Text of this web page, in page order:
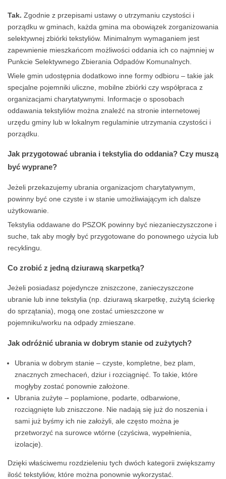
Tak. Zgodnie z przepisami ustawy o utrzymaniu czystości i
porządku w gminach, każda gmina ma obowiązek zorganizowania
selektywnej zbiórki tekstyliów. Minimalnym wymaganiem jest
zapewnienie mieszkańcom możliwości oddania ich co najmniej w
Punkcie Selektywnego Zbierania Odpadów Komunalnych.
Wiele gmin udostępnia dodatkowo inne formy odbioru – takie jak
specjalne pojemniki uliczne, mobilne zbiórki czy współpraca z
organizacjami charytatywnymi. Informacje o sposobach
oddawania tekstyliów można znaleźć na stronie internetowej
urzędu gminy lub w lokalnym regulaminie utrzymania czystości i
porządku.
Jak przygotować ubrania i tekstylia do oddania? Czy muszą
być wyprane?
Jeżeli przekazujemy ubrania organizacjom charytatywnym,
powinny być one czyste i w stanie umożliwiającym ich dalsze
użytkowanie.
Tekstylia oddawane do PSZOK powinny być niezanieczyszczone i
suche, tak aby mogły być przygotowane do ponownego użycia lub
recyklingu.
Co zrobić z jedną dziurawą skarpetką?
Jeżeli posiadasz pojedyncze zniszczone, zanieczyszczone
ubranie lub inne tekstylia (np. dziurawą skarpetkę, zużytą ścierkę
do sprzątania), mogą one zostać umieszczone w
pojemniku/worku na odpady zmieszane.
Jak odróżnić ubrania w dobrym stanie od zużytych?
Ubrania w dobrym stanie – czyste, kompletne, bez plam,
znacznych zmechaceń, dziur i rozciągnięć. To takie, które
mogłyby zostać ponownie założone.
Ubrania zużyte – poplamione, podarte, odbarwione,
rozciągnięte lub zniszczone. Nie nadają się już do noszenia i
sami już byśmy ich nie założyli, ale często można je
przetworzyć na surowce wtórne (czyściwa, wypełnienia,
izolacje).
Dzięki właściwemu rozdzieleniu tych dwóch kategorii zwiększamy
ilość tekstyliów, które można ponownie wykorzystać.